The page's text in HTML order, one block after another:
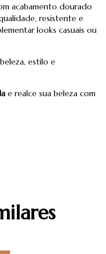
acabamento dourado
resistente e
looks casuais ou
estilo e
e realce sua beleza com